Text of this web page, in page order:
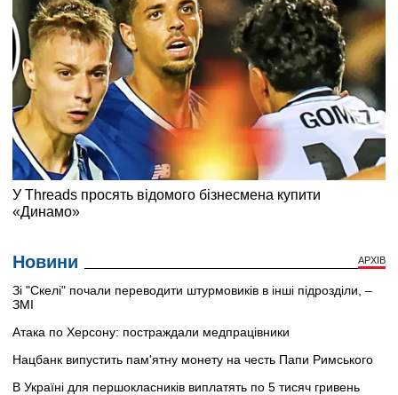
Новини АРХІВ
Зі "Скелі" почали переводити штурмовиків в інші підрозділи, –
ЗМІ
Атака по Херсону: постраждали медпрацівники
Нацбанк випустить пам'ятну монету на честь Папи Римського
В Україні для першокласників виплатять по 5 тисяч гривень